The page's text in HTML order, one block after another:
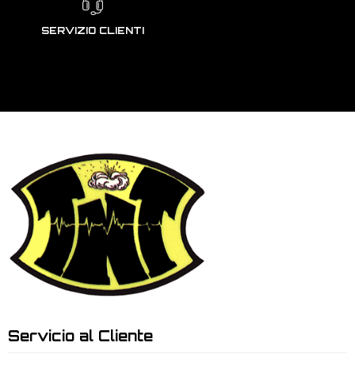
SERVIZIO CLIENTI
Servicio al Cliente